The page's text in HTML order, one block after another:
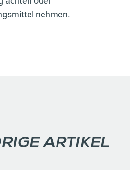
nehmen.
ARTIKEL